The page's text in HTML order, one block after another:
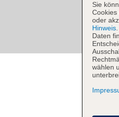
Sie
Cookies
oder
Hinweis
Daten
wählen